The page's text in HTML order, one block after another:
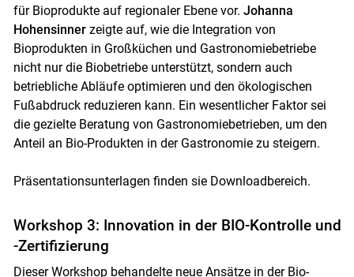
für Bioprodukte auf regionaler Ebene vor. Johanna
Hohensinnerzeigte auf, wie die Integration von
Bioprodukten in Großküchen und Gastronomiebetriebe
nicht nur die Biobetriebe unterstützt, sondern auch
betriebliche Abläufe optimieren und den ökologischen
Fußabdruck reduzieren kann. Ein wesentlicher Faktor sei
die gezielte Beratung von Gastronomiebetrieben, um den
Anteil an Bio-Produkten in der Gastronomie zu steigern.
Präsentationsunterlagen finden sie Downloadbereich.
Workshop 3: Innovation in der BIO-Kontrolle und
-Zertifizierung
Dieser Workshop behandelte neue Ansätze in der Bio-